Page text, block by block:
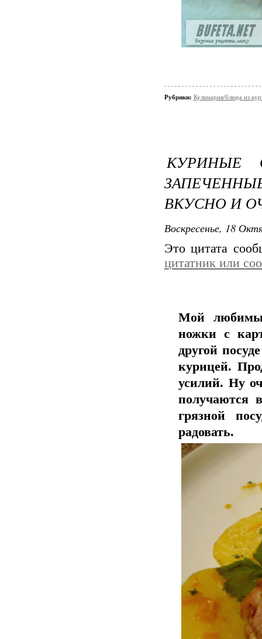
Рубрики: Кулинария/блюда из
КУРИНЫЕ
ВКУСНО И
Воскресенье, 18
Это цитата
цитатник или
Мой
ножки с
другой
курицей.
усилий. Ну
получаются
грязной
радовать.